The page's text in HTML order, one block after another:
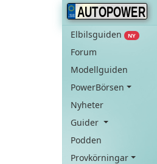
AUTOPOWER
Elbilsguiden NY
Forum
Modellguiden
PowerBörsen
Nyheter
Guider
Podden
Provkörningar